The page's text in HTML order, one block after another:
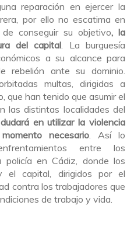
reparación en ejercer la
por ello no escatima en
conseguir su objetivo, la
del capital. La burguesía
a su alcance para
rebelión ante su dominio.
multas, dirigidas a
que han tenido que asumir el
las distintas localidades del
en utilizar la violencia
necesario. Así lo
entre los
en Cádiz, donde los
el capital, dirigidos por el
contra los trabajadores que
de trabajo y vida.